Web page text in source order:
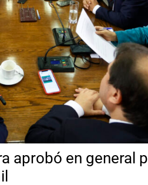
aprobó en general